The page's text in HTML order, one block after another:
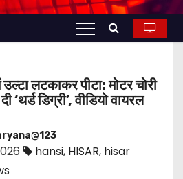
लटकाकर पीटा: मोटर चोरी
‘थर्ड डिग्री’, वीडियो वायरल
hansi, HISAR, hisar